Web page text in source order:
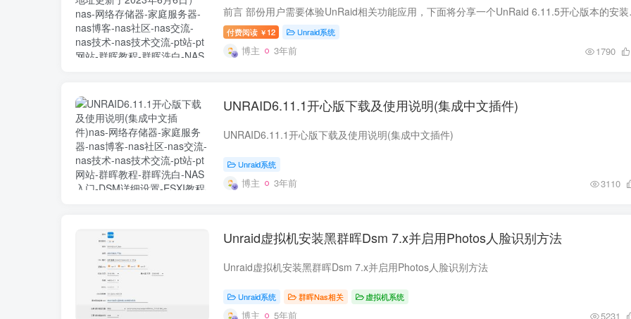
前言 部份用户需要体验
付费阅读 ￥ 12 Unraid系统
博主 3年前 1790
UNRAID6.11.1开心版下载及使用说明(集成中文插件)
UNRAID6.11.1开心版下载及使用说明(集成中文插件)
Unraid系统
博主 3年前 3110
Unraid虚拟机安装黑群晖Dsm 7.x并启用Photos人脸识别方法
Unraid虚拟机安装黑群晖Dsm 7.x并启用Photos人脸识别方法
Unraid系统 群晖Nas相关 虚拟机系统
博主 5年前 5231